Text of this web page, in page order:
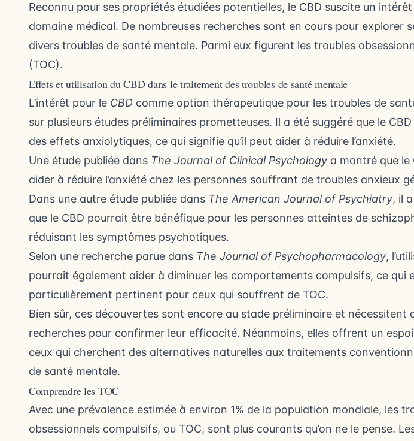
Reconnu pour ses propriétés étudiées potentielles, le CBD suscite un
domaine médical. De nombreuses recherches sont en cours pour explorer
divers troubles de santé mentale. Parmi eux figurent les troubles
(TOC).
Effets et utilisation du CBD dans le traitement des troubles de santé mentale
L’intérêt pour le CBD comme option thérapeutique pour les troubles de
sur plusieurs études préliminaires prometteuses. Il a été suggéré que le
des effets anxiolytiques, ce qui signifie qu’il peut aider à réduire l’anxiété.
Une étude publiée dans The Journal of Clinical Psychology a montré que le
aider à réduire l’anxiété chez les personnes souffrant de troubles anxieux
Dans une autre étude publiée dans The American Journal of Psychiatry, il
que le CBD pourrait être bénéfique pour les personnes atteintes de
réduisant les symptômes psychotiques.
Selon une recherche parue dans The Journal of Psychopharmacology,
pourrait également aider à diminuer les comportements compulsifs, ce qui
particulièrement pertinent pour ceux qui souffrent de TOC.
Bien sûr, ces découvertes sont encore au stade préliminaire et nécessitent
recherches pour confirmer leur efficacité. Néanmoins, elles offrent un
ceux qui cherchent des alternatives naturelles aux traitements
de santé mentale.
Comprendre les TOC
Avec une prévalence estimée à environ 1% de la population mondiale, les
obsessionnels compulsifs, ou TOC, sont plus courants qu’on ne le pense.